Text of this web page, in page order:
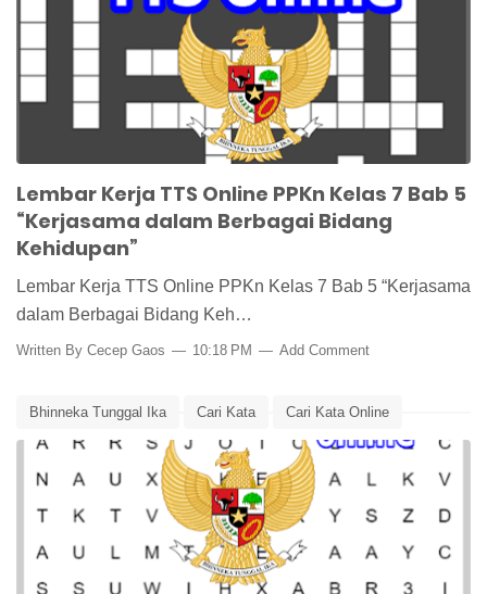
PPKn PPKn Kelas 7
TTS Online
Lembar Kerja TTS Online PPKn Kelas 7 Bab 5
“Kerjasama dalam Berbagai Bidang
Kehidupan”
Lembar Kerja TTS Online PPKn Kelas 7 Bab 5 “Kerjasama
dalam Berbagai Bidang Keh…
Written By Cecep Gaos 10:18 PM Add Comment
Bhinneka Tunggal Ika Cari Kata Cari Kata Online
Keberagaman SARA Lembar Kerja Lembar Kerja PPKn
Lembar Kerja Siswa Media Pembelajaran PPKn
PPKn Kelas 7 wordsearch